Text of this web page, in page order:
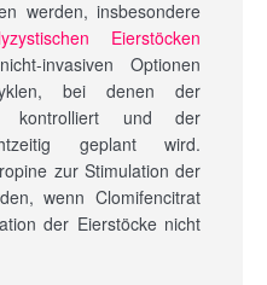
werden, insbesondere
Eierstöcken
invasiven Optionen
bei denen der
kontrolliert und der
geplant wird.
zur Stimulation der
wenn Clomifencitrat
der Eierstöcke nicht